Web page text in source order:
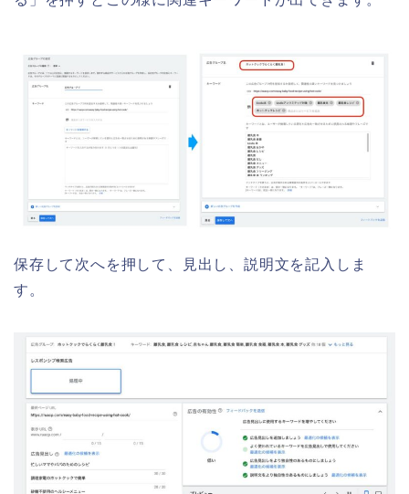
保存して次へを押して、見出し、説明文を記入しま
す。